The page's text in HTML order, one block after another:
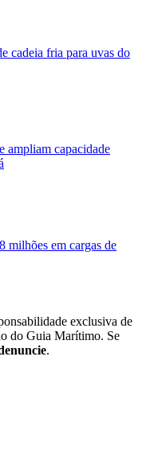
cadeia fria para uvas do
ampliam capacidade
milhões em cargas de
exclusiva de
do Guia Marítimo. Se
.